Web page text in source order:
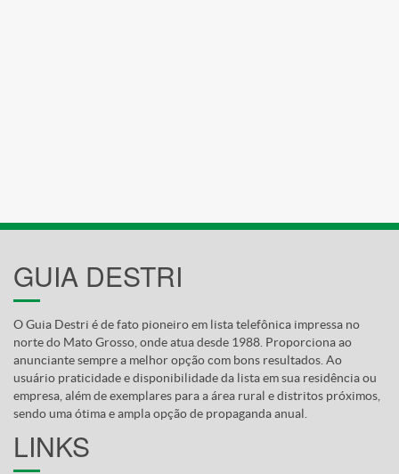
GUIA DESTRI
O Guia Destri é de fato pioneiro em lista telefônica impressa no
norte do Mato Grosso, onde atua desde 1988. Proporciona ao
anunciante sempre a melhor opção com bons resultados. Ao
usuário praticidade e disponibilidade da lista em sua residência ou
empresa, além de exemplares para a área rural e distritos próximos,
sendo uma ótima e ampla opção de propaganda anual.
LINKS